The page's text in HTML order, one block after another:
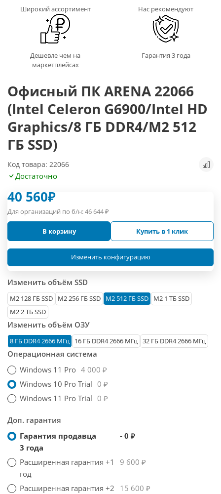
Широкий ассортимент Нас рекомендуют
Дешевле чем на
маркетплейсах
Гарантия 3 года
Офисный ПК ARENA 22066
(Intel Celeron G6900/Intel HD
Graphics/8 ГБ DDR4/M2 512
ГБ SSD)
Код товара: 22066
Достаточно
40 560₽
Для организаций по б/н:46 644₽
В корзину Купить в 1 клик
Изменить конфигурацию
Изменить объём SSD
М2 128 ГБ SSD M2 256 ГБ SSD M2 512 ГБ SSD
M2 1 ТБ SSD
M2 2 ТБ SSD
Изменить объём ОЗУ
8 ГБ DDR4 2666 МГц 16 ГБ DDR4 2666 МГц 32 ГБ DDR4 2666 МГц
Операционная система
Windows 11 Pro 4 000 ₽
Windows 10 Pro Trial 0 ₽
Windows 11 Pro Trial 0 ₽
Доп. гарантия
Гарантия продавца
3 года
- 0 ₽
Расширенная гарантия +1
год
9 600 ₽
Расширенная гарантия +2
15 600 ₽